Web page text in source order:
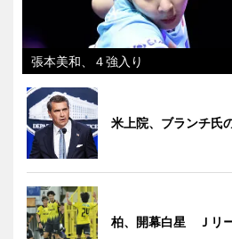
張本美和、４強入り
米上院、ブランチ氏
柏、開幕白星 Ｊリ